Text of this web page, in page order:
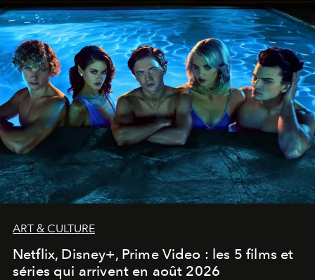
ART & CULTURE
Netflix, Disney+, Prime Video : les 5 films et
séries qui arrivent en août 2026